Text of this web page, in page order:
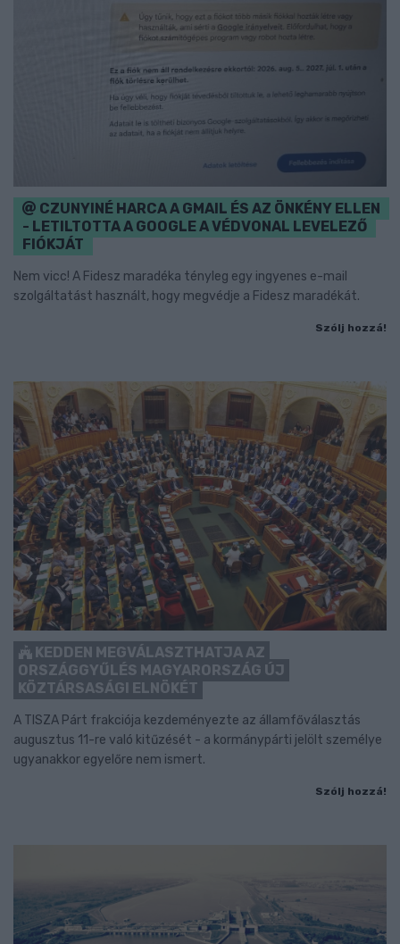
CZUNYINÉ HARCA A GMAIL ÉS AZ ÖNKÉNY ELLEN
- LETILTOTTA A GOOGLE A VÉDVONAL LEVELEZŐ
FIÓKJÁT
Nem vicc! A Fidesz maradéka tényleg egy ingyenes e-mail
szolgáltatást használt, hogy megvédje a Fidesz maradékát.
Szólj hozzá!
KEDDEN MEGVÁLASZTHATJA AZ
ORSZÁGGYŰLÉS MAGYARORSZÁG ÚJ
KÖZTÁRSASÁGI ELNÖKÉT
A TISZA Párt frakciója kezdeményezte az államfőválasztás
augusztus 11-re való kitűzését - a kormánypárti jelölt személye
ugyanakkor egyelőre nem ismert.
Szólj hozzá!